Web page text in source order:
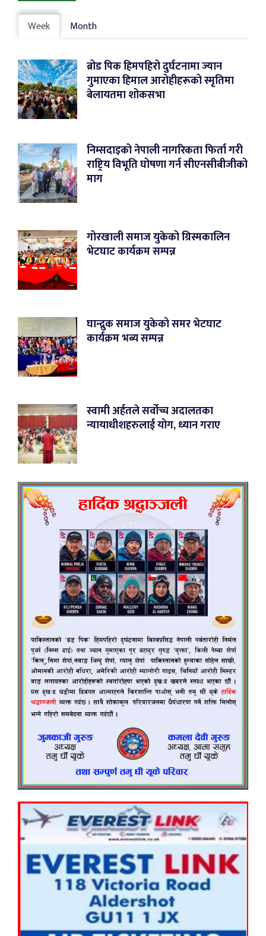
Week Month
ब्रोड पिक हिमपहिरो दुर्घटनामा ज्यान
गुमाएका हिमाल आरोहीहरूको स्मृतिमा
बेलायतमा शोकसभा
निम्सदाइको नेपाली नागरिकता फिर्ता गरी
राष्ट्रिय विभूति घोषणा गर्न सीएनसीबीजीको
माग
गोरखाली समाज युकेको ग्रिस्मकालिन
भेटघाट कार्यक्रम सम्पन्न
घान्द्रुक समाज युकेको समर भेटघाट
कार्यक्रम भब्य सम्पन्न
स्वामी अर्हतले सर्वोच्च अदालतका
न्यायाधीशहरुलाई योग, ध्यान गराए